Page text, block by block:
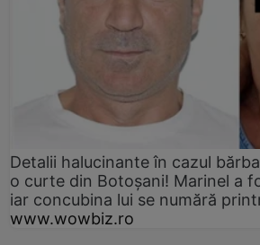
Detalii halucinante în cazul
o curte din Botoșani! Marinel a
iar concubina lui se numără
www.wowbiz.ro